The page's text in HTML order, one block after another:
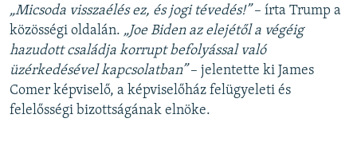
„Micsoda visszaélés ez, és jogi tévedés!”– írta Trump a
közösségi oldalán. „Joe Biden az elejétől a végéig
hazudott családja korrupt befolyással való
üzérkedésével kapcsolatban”– jelentette ki James
Comer képviselő, a képviselőház felügyeleti és
felelősségi bizottságának elnöke.